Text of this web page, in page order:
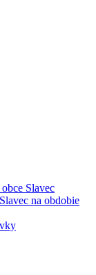
Slavec
na obdobie